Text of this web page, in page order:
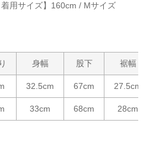
用サイズ】160cm / Mサイズ
身幅 股下 裾幅
32.5cm 67cm 27.5cm
33cm 68cm 28cm